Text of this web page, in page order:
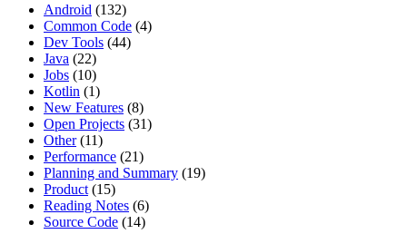
Android (132)
Common Code (4)
Dev Tools (44)
Java (22)
Jobs (10)
Kotlin (1)
New Features (8)
Open Projects (31)
Other(11)
Performance (21)
Planning and Summary (19)
Product (15)
Reading Notes (6)
Source Code (14)